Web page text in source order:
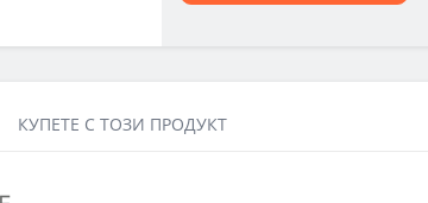
КУПЕТЕ С ТОЗИ ПРОДУКТ